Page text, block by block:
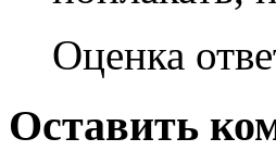
Оценка
Оставить